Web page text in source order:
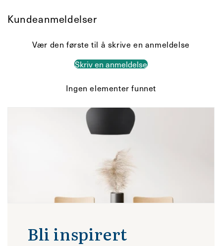
Kundeanmeldelser
Vær den første til å skrive en anmeldelse
Skriv en anmeldelse
Ingen elementer funnet
Bli inspirert